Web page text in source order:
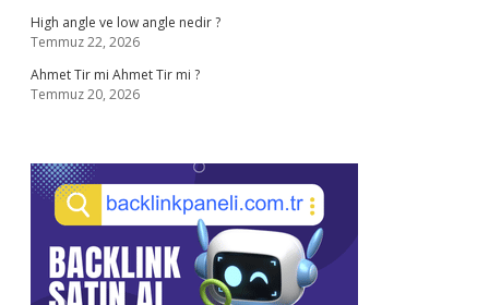
High angle ve low angle nedir ?
Temmuz 22, 2026
Ahmet Tir mi Ahmet Tir mi ?
Temmuz 20, 2026